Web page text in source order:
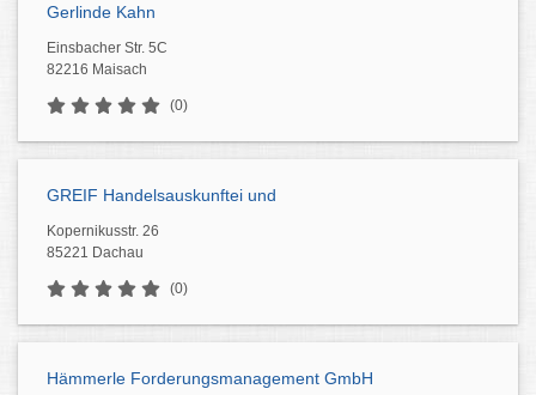
Gerlinde Kahn
Einsbacher Str. 5C
82216 Maisach
(0)
GREIF Handelsauskunftei und
Kopernikusstr. 26
85221 Dachau
(0)
Hämmerle Forderungsmanagement GmbH